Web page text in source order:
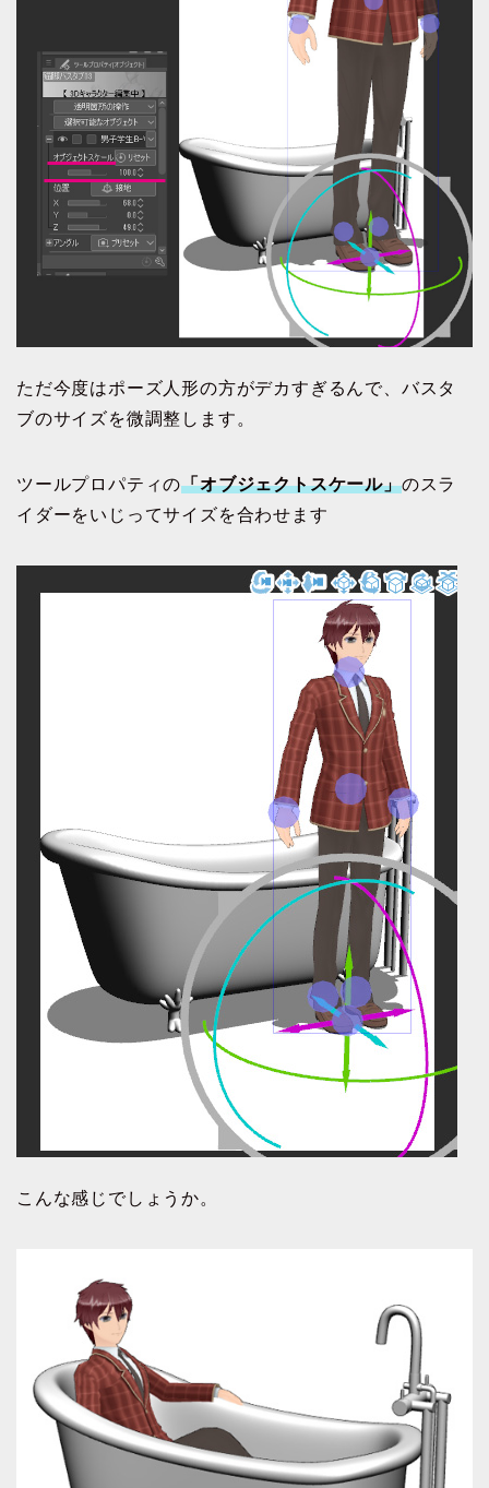
ただ今度はポーズ人形の方がデカすぎるんで、バスタ
ブのサイズを微調整します。
ツールプロパティの「オブジェクトスケール」のスラ
イダーをいじってサイズを合わせます
こんな感じでしょうか。